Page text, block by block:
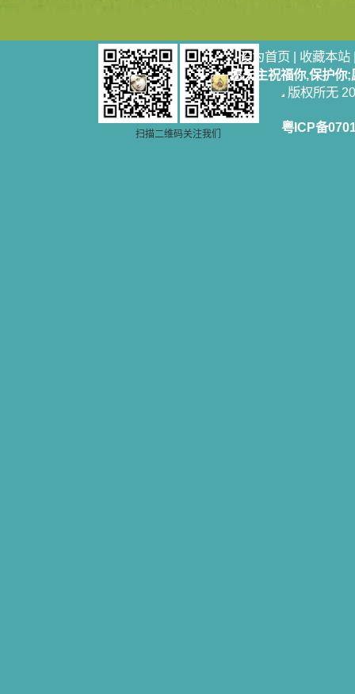
扫描二维码关注我们
设为首页 | 收藏本站
愿天主祝福你,保护你
版权所无
粤ICP备